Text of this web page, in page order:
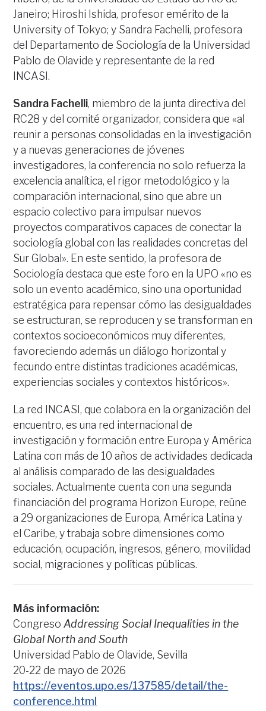
Janeiro; Hiroshi Ishida, profesor emérito de la
University of Tokyo; y Sandra Fachelli, profesora
del Departamento de Sociología de la Universidad
Pablo de Olavide y representante de la red
INCASI.
Sandra Fachelli, miembro de la junta directiva del
RC28 y del comité organizador, considera que «al
reunir a personas consolidadas en la investigación
y a nuevas generaciones de jóvenes
investigadores, la conferencia no solo refuerza la
excelencia analítica, el rigor metodológico y la
comparación internacional, sino que abre un
espacio colectivo para impulsar nuevos
proyectos comparativos capaces de conectar la
sociología global con las realidades concretas del
Sur Global». En este sentido, la profesora de
Sociología destaca que este foro en la UPO «no es
solo un evento académico, sino una oportunidad
estratégica para repensar cómo las desigualdades
se estructuran, se reproducen y se transforman en
contextos socioeconómicos muy diferentes,
favoreciendo además un diálogo horizontal y
fecundo entre distintas tradiciones académicas,
experiencias sociales y contextos históricos».
La red INCASI, que colabora en la organización del
encuentro, es una red internacional de
investigación y formación entre Europa y América
Latina con más de 10 años de actividades dedicada
al análisis comparado de las desigualdades
sociales. Actualmente cuenta con una segunda
financiación del programa Horizon Europe, reúne
a 29 organizaciones de Europa, América Latina y
el Caribe, y trabaja sobre dimensiones como
educación, ocupación, ingresos, género, movilidad
social, migraciones y políticas públicas.
Más información:
CongresoAddressing Social Inequalities in the
Global North and South
Universidad Pablo de Olavide, Sevilla
20-22 de mayo de 2026
https://eventos.upo.es/137585/detail/the-
conference.html